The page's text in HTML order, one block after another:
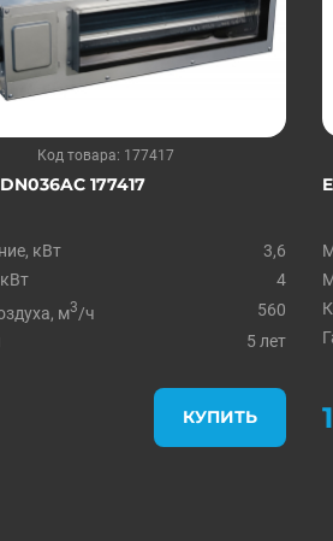
Код товара: 177417
177417
кВт
3,6
4
м3/ч
560
5 лет
КУПИТЬ